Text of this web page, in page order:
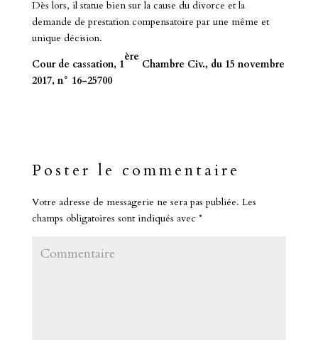
Dès lors, il statue bien sur la cause du divorce et la
demande de prestation compensatoire par une même et
unique décision.
Cour de cassation, 1
ère
Chambre Civ., du 15 novembre
2017, n° 16-25700
Poster le commentaire
Votre adresse de messagerie ne sera pas publiée. Les
champs obligatoires sont indiqués avec *